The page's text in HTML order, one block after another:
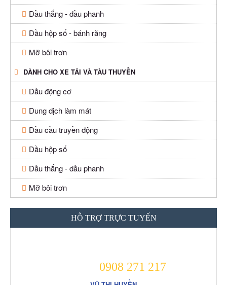
Dầu thắng - dầu phanh
Dầu hộp số - bánh răng
Mỡ bôi trơn
DÀNH CHO XE TẢI VÀ TÀU THUYỀN
Dầu động cơ
Dung dịch làm mát
Dầu cầu truyền động
Dầu hộp số
Dầu thắng - dầu phanh
Mỡ bôi trơn
HỖ TRỢ TRỰC TUYẾN
0908 271 217